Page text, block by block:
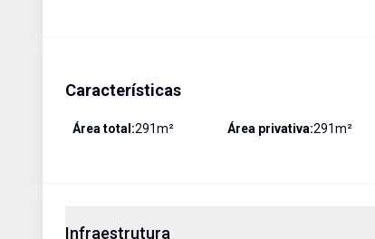
Características
Área total:291m² Área privativa:291m²
Infraestrutura